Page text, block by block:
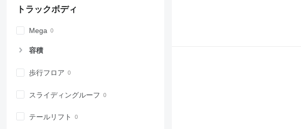
トラックボディ
Mega
容積
歩行フロア
スライディングルーフ
テールリフト